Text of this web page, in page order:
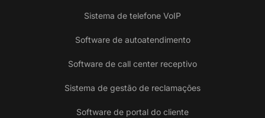
Sistema de telefone VoIP
Software de autoatendimento
Software de call center receptivo
Sistema de gestão de reclamações
Software de portal do cliente